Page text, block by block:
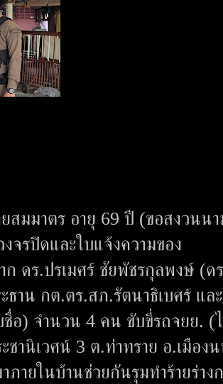
มมาตร อายุ 69 ปี (ขอสงวนน
จรปิดและใบแจ้งความของ
ก ดร.ปรเมศร์ ชัยพัชรกุลพงษ์ (ด
าน กต.ตร.สภ.รัตนาธิเบศร์ แล
ชื่อ) จำนวน 4 คน ขับขี่รถจยย. (
ชานิเวศน์ 3 ต.ท่าทราย อ.เมือง
ายในบ้านช่วยกันรุมทำร้ายร่าง